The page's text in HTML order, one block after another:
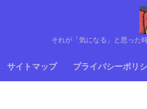
それが「気になる」と思った
サイトマップ プライバシーポリ